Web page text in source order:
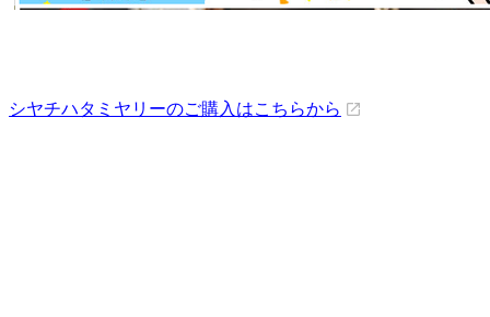
シヤチハタミヤリーのご購入はこちらから